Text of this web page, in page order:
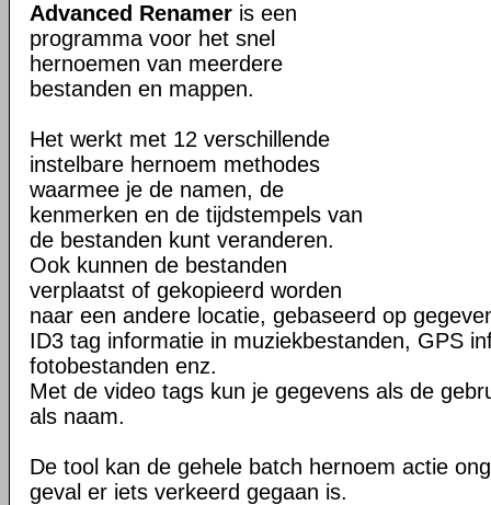
Advanced Renamer is een
programma voor het snel
hernoemen van meerdere
bestanden en mappen.
Het werkt met 12 verschillende
instelbare hernoem methodes
waarmee je de namen, de
kenmerken en de tijdstempels van
de bestanden kunt veranderen.
Ook kunnen de bestanden
verplaatst of gekopieerd worden
naar een andere locatie, gebaseerd op
ID3 tag informatie in muziekbestanden, GPS
fotobestanden enz.
Met de video tags kun je gegevens als de
als naam.
De tool kan de gehele batch hernoem actie
geval er iets verkeerd gegaan is.